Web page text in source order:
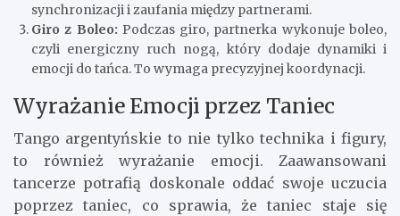
synchronizacji i zaufania między partnerami.
Giro z Boleo: Podczas giro, partnerka wykonuje boleo,
czyli energiczny ruch nogą, który dodaje dynamiki i
emocji do tańca. To wymaga precyzyjnej koordynacji.
Wyrażanie Emocji przez Taniec
Tango argentyńskie to nie tylko technika i figury,
to również wyrażanie emocji. Zaawansowani
tancerze potrafią doskonale oddać swoje uczucia
poprzez taniec, co sprawia, że taniec staje się